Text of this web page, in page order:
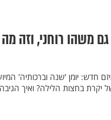
משהו רוחני, וזה מה
15 שנה, וכעת היא יוצאת במיזם חדש: יומן 'שנה וברכותיה'
יקרת בחצות הלילה? ואיך הגיבה